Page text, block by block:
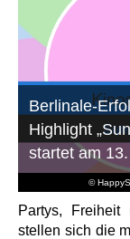
©
Berlinale-
Highlight
startet am
Partys,
stellen sich die